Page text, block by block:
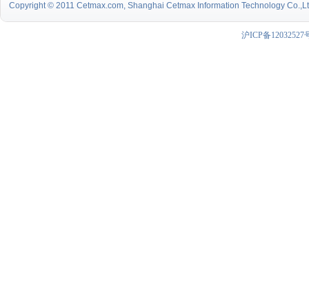
Copyright © 2011 Cetmax.com, Shanghai Cetmax Information Technology
沪ICP备12032527